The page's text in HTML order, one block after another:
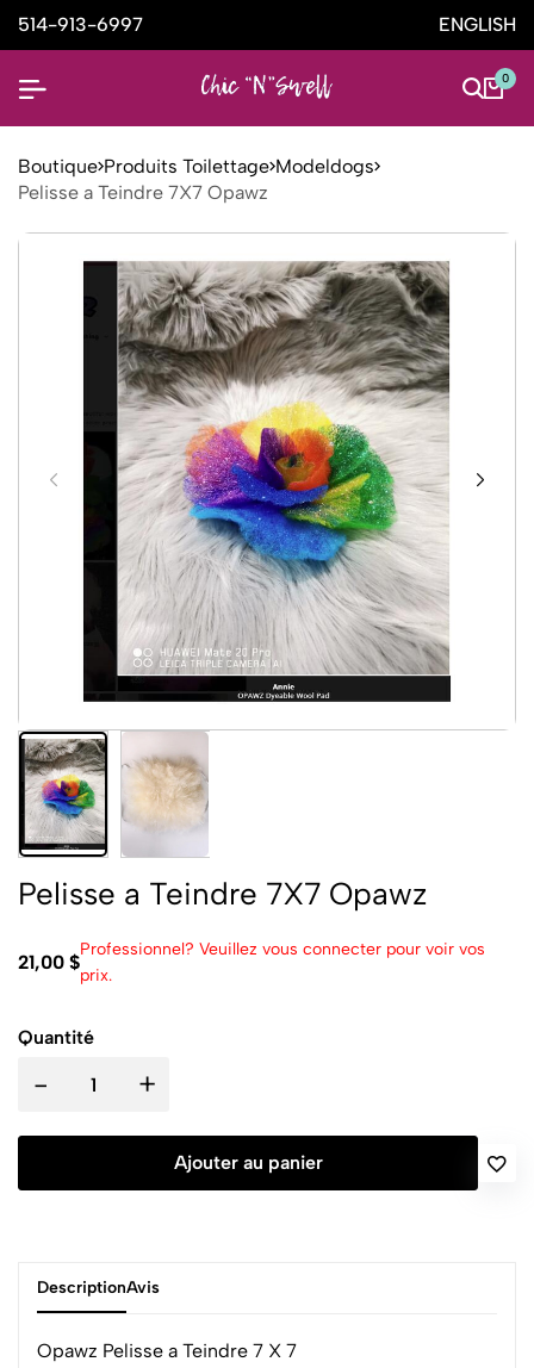
514-913-6997 ENGLISH
0
Boutique Produits Toilettage Modeldogs
Pelisse a Teindre 7X7 Opawz
Pelisse a Teindre 7X7 Opawz
21,00 $
Professionnel? Veuillez vous connecter pour voir vos
prix.
Quantité
- +
Ajouter au panier
DescriptionAvis
Opawz Pelisse a Teindre 7 X 7